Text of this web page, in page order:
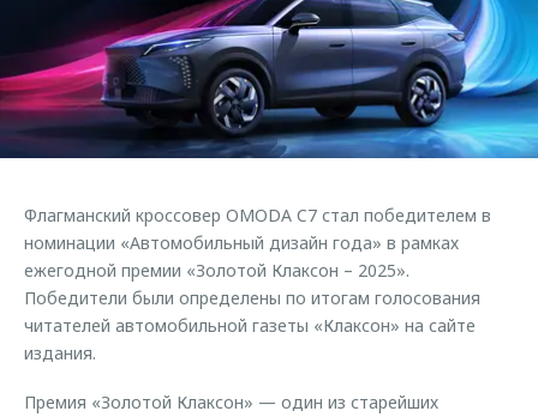
Страхование
Кредитный калькулятор
Аксессуары
Одежда и сувениры
Запчасти
Трейд-ин
Калькулятор трейд-ин
Клиентская поддержка
O&J Автоклуб
Клуб владельцев OMODA
Приложение O&J
Одежда и сувениры
Оригинальные аксессуары
Запчасти
Обратная связь
Флагманский кроссовер OMODA C7 стал победителем в
номинации «Автомобильный дизайн года» в рамках
ежегодной премии «Золотой Клаксон – 2025».
Победители были определены по итогам голосования
читателей автомобильной газеты «Клаксон» на сайте
издания.
Премия «Золотой Клаксон» — один из старейших